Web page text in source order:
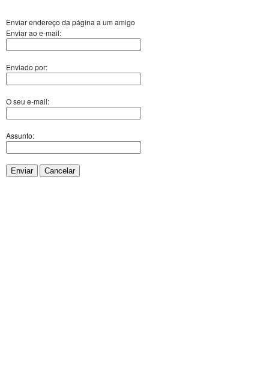
Enviar endereço da página a um amigo
Enviar ao e-mail:
Enviado por:
O seu e-mail:
Assunto:
Enviar Cancelar